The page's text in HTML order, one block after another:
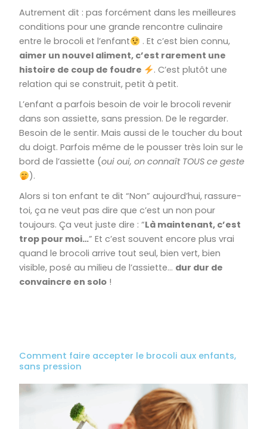
Autrement dit : pas forcément dans les meilleures
conditions pour une grande rencontre culinaire
entre le brocoli et l’enfant
. Et c’est bien connu,
aimer un nouvel aliment, c’est rarement une
histoire de coup de foudre
. C’est plutôt une
relation qui se construit, petit à petit.
L’enfant a parfois besoin de voir le brocoli revenir
dans son assiette, sans pression. De le regarder.
Besoin de le sentir. Mais aussi de le toucher du bout
du doigt. Parfois même de le pousser très loin sur le
bord de l’assiette (oui oui, on connaît TOUS ce geste
).
Alors si ton enfant te dit “Non” aujourd’hui, rassure-
toi, ça ne veut pas dire que c’est un non pour
toujours.Ça veut juste dire : “Là maintenant, c’est
trop pour moi…”Et c’est souvent encore plus vrai
quand le brocoli arrive tout seul, bien vert, bien
visible, posé au milieu de l’assiette… dur dur de
convaincre en solo !
Comment faire accepter le brocoli aux enfants,
sans pression